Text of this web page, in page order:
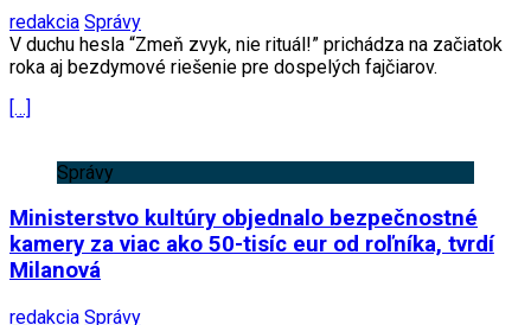
redakcia Správy
V duchu hesla “Zmeň zvyk, nie rituál!” prichádza na začiatok
roka aj bezdymové riešenie pre dospelých fajčiarov.
[…]
Správy
Ministerstvo kultúry objednalo bezpečnostné
kamery za viac ako 50-tisíc eur od roľníka, tvrdí
Milanová
redakcia Správy